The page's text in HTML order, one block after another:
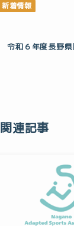
新着情報
令和６年度長野
関連記事